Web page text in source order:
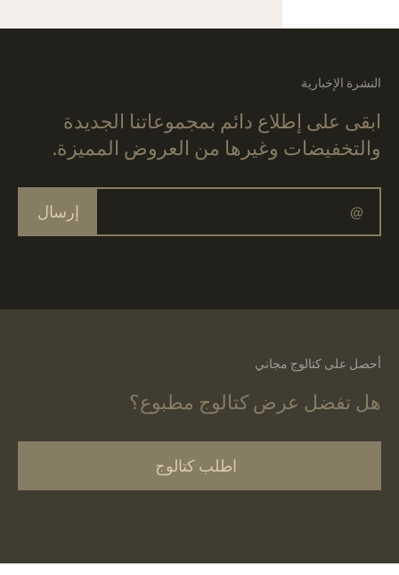
النشرة الإخبارية
ابقى على إطلاع دائم بمجموعاتنا الجديدة
والتخفيضات وغيرها من العروض المميزة.
إرسال
أحصل على كتالوج مجاني
هل تفضل عرض كتالوج مطبوع؟
اطلب كتالوج